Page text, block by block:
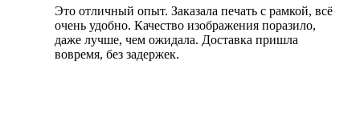
Это отличный опыт. Заказала печать с рамкой, всё
очень удобно. Качество изображения поразило,
даже лучше, чем ожидала. Доставка пришла
вовремя, без задержек.